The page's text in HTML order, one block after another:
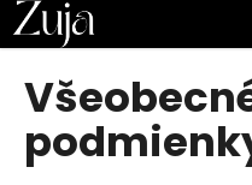
Prejsť
na
obsah
K
o
Č
o